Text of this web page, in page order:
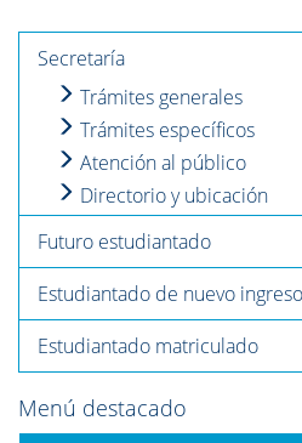
Secretaría
Trámites generales
Trámites específicos
Atención al público
Directorio y ubicación
Futuro estudiantado
Estudiantado de nuevo ingreso
Estudiantado matriculado
Menú destacado